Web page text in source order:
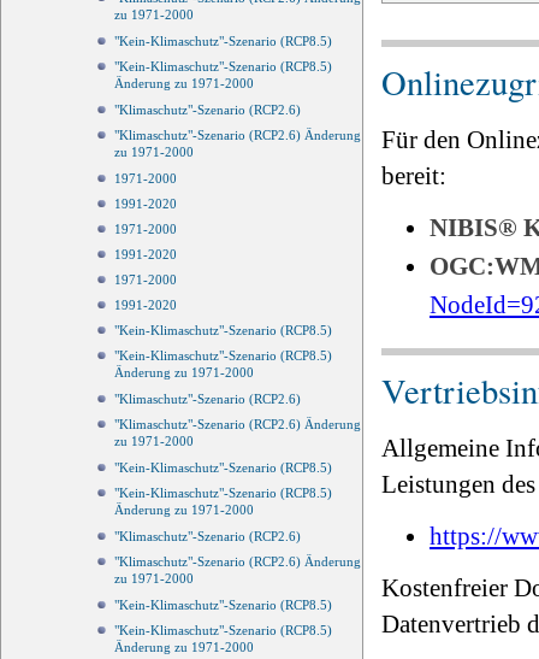
zu 1971-2000
"Kein-Klimaschutz"-Szenario (RCP8.5)
"Kein-Klimaschutz"-Szenario (RCP8.5)
Änderung zu 1971-2000
"Klimaschutz"-Szenario (RCP2.6)
"Klimaschutz"-Szenario (RCP2.6) Änderung
zu 1971-2000
1971-2000
1991-2020
1971-2000
1991-2020
1971-2000
1991-2020
"Kein-Klimaschutz"-Szenario (RCP8.5)
"Kein-Klimaschutz"-Szenario (RCP8.5)
Änderung zu 1971-2000
"Klimaschutz"-Szenario (RCP2.6)
"Klimaschutz"-Szenario (RCP2.6) Änderung
zu 1971-2000
"Kein-Klimaschutz"-Szenario (RCP8.5)
"Kein-Klimaschutz"-Szenario (RCP8.5)
Änderung zu 1971-2000
"Klimaschutz"-Szenario (RCP2.6)
"Klimaschutz"-Szenario (RCP2.6) Änderung
zu 1971-2000
"Kein-Klimaschutz"-Szenario (RCP8.5)
"Kein-Klimaschutz"-Szenario (RCP8.5)
Änderung zu 1971-2000
Für den
bereit:
NIBIS®
Allgemeine
Leistungen
https://
Kostenfreier
Datenvertrieb